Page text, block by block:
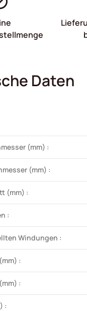
Daten
(mm) :
(mm) :
(mm) :
:
Windungen :
:
:
: